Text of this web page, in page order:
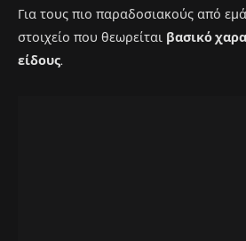
Για τους πιο παραδοσιακούς από
στοιχείο που θεωρείται βασικό
είδους.